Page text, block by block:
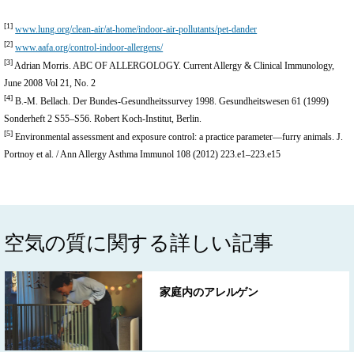
[1] www.lung.org/clean-air/at-home/indoor-air-pollutants/pet-dander
[2] www.aafa.org/control-indoor-allergens/
[3]Adrian Morris. ABC OF ALLERGOLOGY. Current Allergy & Clinical Immunology,
June 2008 Vol 21, No. 2
[4] B.-M. Bellach. Der Bundes-Gesundheitssurvey 1998. Gesundheitswesen 61 (1999)
Sonderheft 2 S55–S56. Robert Koch-Institut, Berlin.
[5] Environmental assessment and exposure control: a practice parameter—furry animals. J.
Portnoy et al. / Ann Allergy Asthma Immunol 108 (2012) 223.e1–223.e15
空気の質に関する詳しい記事
家庭内のアレルゲン